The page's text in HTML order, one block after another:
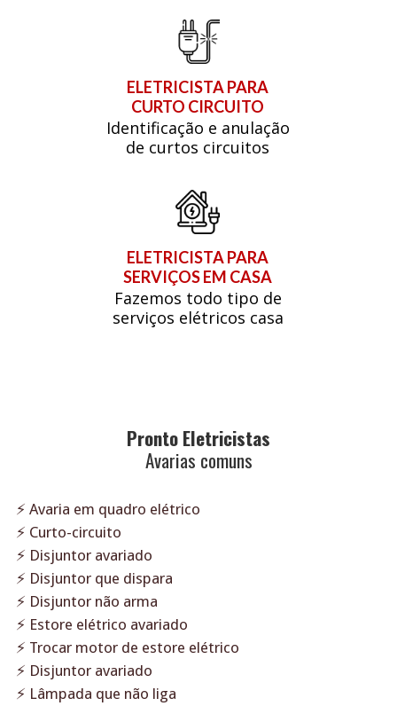
ELETRICISTA PARA
CURTO CIRCUITO
Identificação e anulação
de curtos circuitos
ELETRICISTA PARA
SERVIÇOS EM CASA
Fazemos todo tipo de
serviços elétricos casa
Pronto Eletricistas
Avarias comuns
⚡ Avaria em quadro elétrico
⚡ Curto-circuito
⚡ Disjuntor avariado
⚡ Disjuntor que dispara
⚡ Disjuntor não arma
⚡ Estore elétrico avariado
⚡ Trocar motor de estore elétrico
⚡ Disjuntor avariado
⚡ Lâmpada que não liga